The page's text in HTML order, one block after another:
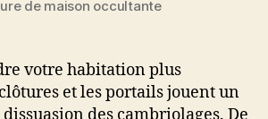
de maison occultante
votre habitation plus
et les portails jouent un
des cambriolages. De